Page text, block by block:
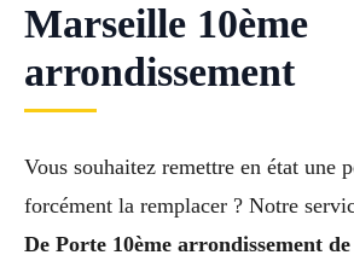
Marseille 10ème
arrondissement
Vous souhaitez remettre en état une
forcément la remplacer ? Notre
De Porte 10ème arrondissement